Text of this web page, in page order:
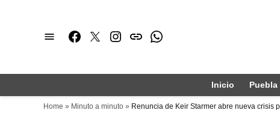
Facebook
TwitterInstagram
issuuWhatsapp
Inicio Puebla
Home » Minuto a minuto » Renuncia de Keir Starmer abre nueva crisis